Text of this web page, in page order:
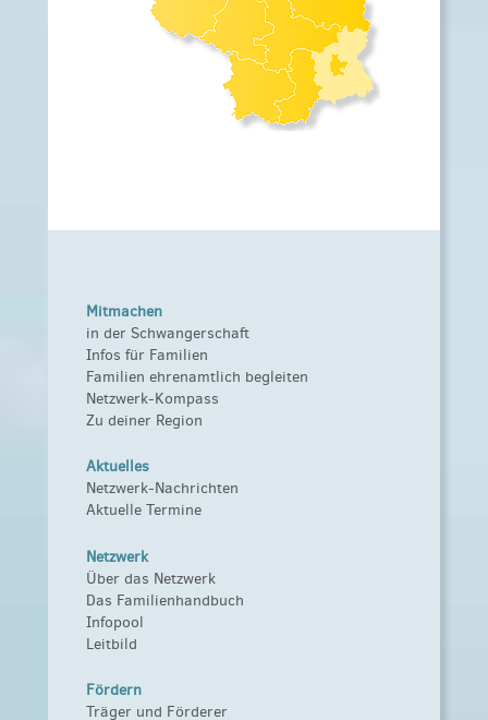
Mitmachen
in der Schwangerschaft
Infos für Familien
Familien ehrenamtlich begleiten
Netzwerk-Kompass
Zu deiner Region
Aktuelles
Netzwerk-Nachrichten
Aktuelle Termine
Netzwerk
Über das Netzwerk
Das Familienhandbuch
Infopool
Leitbild
Fördern
Träger und Förderer